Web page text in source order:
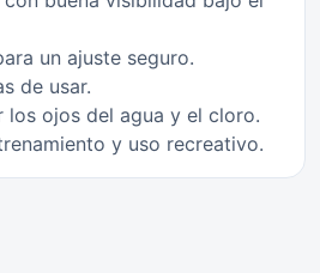
un ajuste seguro.
de usar.
los ojos del agua y el cloro.
y uso recreativo.